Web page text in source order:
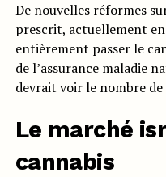
De nouvelles réformes
prescrit, actuellement
entièrement passer le
de l’assurance maladie
devrait voir le nombre
Le marché
cannabis